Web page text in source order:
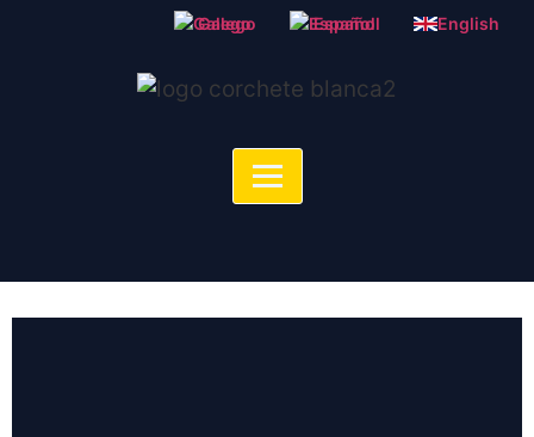
Galego Español English